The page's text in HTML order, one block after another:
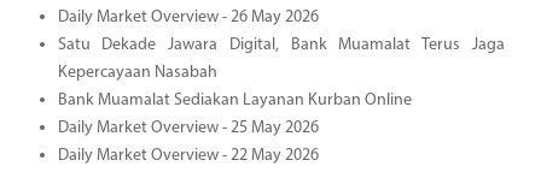
Daily Market Overview - 26 May 2026
Satu Dekade Jawara Digital, Bank Muamalat Terus Jaga
Kepercayaan Nasabah
Bank Muamalat Sediakan Layanan Kurban Online
Daily Market Overview - 25 May 2026
Daily Market Overview - 22 May 2026